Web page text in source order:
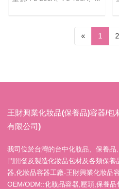
« 1 2
王財興業化妝品(保養品)容器/包
有限公司)
我司位於台灣的台中化妝品、保養
門開發及製造化妝品包材及各類保
器,化妝品容器工廠-王財興業化妝品
OEM/ODM::化妝品容器,壓頭,保養